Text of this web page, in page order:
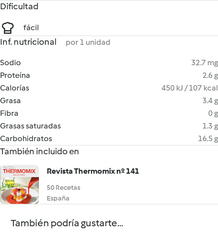
Dificultad
fácil
Inf. nutricional por 1 unidad
Sodio
32.7 mg
Proteína
2.6 g
Calorías
450 kJ / 107 kcal
Grasa
3.4 g
Fibra
0 g
Grasas saturadas
1.3 g
Carbohidratos
16.5 g
También incluido en
Revista Thermomix nº 141
50 Recetas
España
También podría gustarte...